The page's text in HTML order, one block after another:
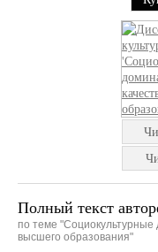
Полный текст
по теме
высшего образования"